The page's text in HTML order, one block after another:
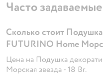
Часто
Сколько стоит
FUTURINO Home
Цена на Подушка
Морская звезда - 18 Br.